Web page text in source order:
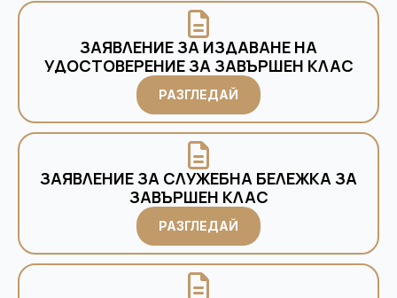
ЗАЯВЛЕНИЕ ЗА ИЗДАВАНЕ НА
УДОСТОВЕРЕНИЕ ЗА ЗАВЪРШЕН КЛАС
РАЗГЛЕДАЙ
ЗАЯВЛЕНИЕ ЗА СЛУЖЕБНА БЕЛЕЖКА ЗА
ЗАВЪРШЕН КЛАС
РАЗГЛЕДАЙ